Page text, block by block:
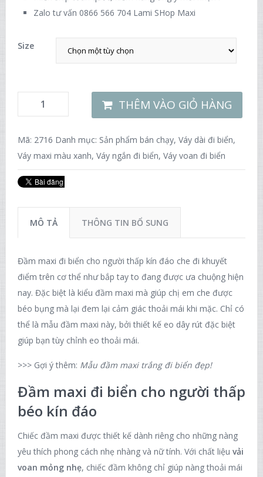
Zalo tư vấn 0866 566 704 Lami SHop Maxi
Size
THÊM VÀO GIỎ HÀNG
Mã: 2716 Danh mục: Sản phẩm bán chạy, Váy dài đi biển,
Váy maxi màu xanh, Váy ngắn đi biển, Váy voan đi biển
MÔ TẢ THÔNG TIN BỔ SUNG
Đầm maxi đi biển cho người thấp kín đáo che đi khuyết
điểm trên cơ thể như bắp tay to đang được ưa chuộng hiện
nay. Đặc biệt là kiểu đầm maxi mà giúp chị em che được
béo bụng mà lại đem lại cảm giác thoải mái khi mặc. Chỉ có
thể là mẫu đầm maxi này, bởi thiết kế eo dây rút đặc biệt
giúp bạn tùy chỉnh eo thoải mái.
>>> Gợi ý thêm: Mẫu đầm maxi trắng đi biển đẹp!
Đầm maxi đi biển cho người thấp
béo kín đáo
Chiếc đầm maxi được thiết kế dành riêng cho những nàng
yêu thích phong cách nhẹ nhàng và nữ tính. Với chất liệu vải
voan mỏng nhẹ, chiếc đầm không chỉ giúp nàng thoải mái